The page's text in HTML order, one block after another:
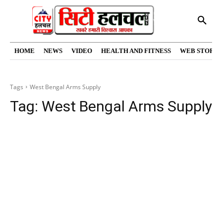
HOME NEWS VIDEO HEALTH AND FITNESS WEB
Tags West Bengal Arms Supply
Tag: West Bengal Arms Supply